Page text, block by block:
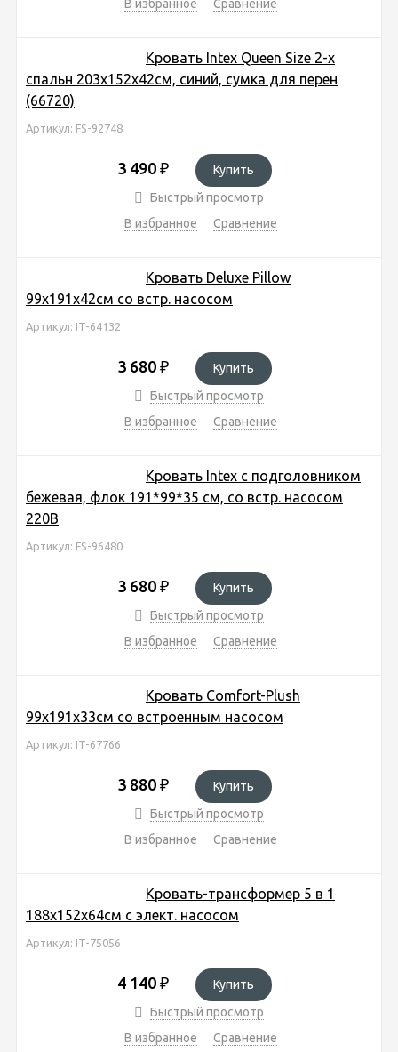
В избранное Сравнение
Кровать Intex Queen Size 2-х
спальн 203х152х42см, синий, сумка для перен
(66720)
Артикул: FS-92748
3 490 ₽
Купить
Быстрый просмотр
В избранное
Сравнение
Кровать Deluxe Pillow
99х191х42см со встр. насосом
Артикул: IT-64132
3 680 ₽
Купить
Быстрый просмотр
В избранное
Сравнение
Кровать Intex с подголовником
бежевая, флок 191*99*35 см, со встр. насосом
220В
Артикул: FS-96480
3 680 ₽
Купить
Быстрый просмотр
В избранное
Сравнение
Кровать Comfort-Plush
99х191х33см со встроенным насосом
Артикул: IT-67766
3 880 ₽
Купить
Быстрый просмотр
В избранное
Сравнение
Кровать-трансформер 5 в 1
188х152х64см с элект. насосом
Артикул: IT-75056
4 140 ₽
Купить
Быстрый просмотр
В избранное
Сравнение